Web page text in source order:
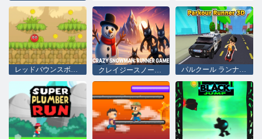
レッドバウンスボール クレイジースノーマン: ランナーゲーム パルクール ランナー 3D